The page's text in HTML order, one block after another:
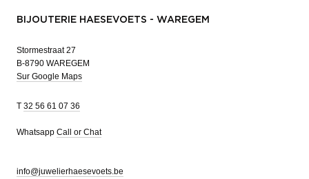
BIJOUTERIE HAESEVOETS - WAREGEM
Stormestraat 27
B-8790 WAREGEM
Sur Google Maps
T 32 56 61 07 36
Whatsapp Call or Chat
info@juwelierhaesevoets.be